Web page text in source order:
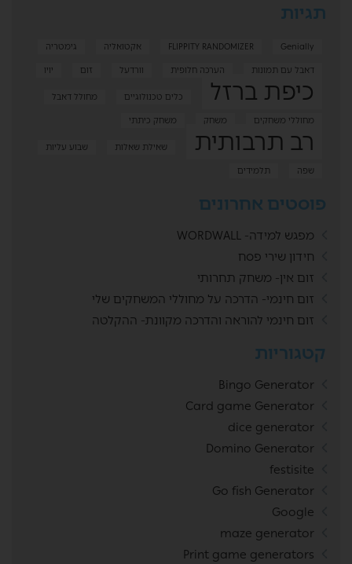
תגיות
FLIPPITY RANDOMIZER Genially אקטואליה
גימטריה
דאבל עם תמונות
הערכה חלופית וורדעל זום יויו
כיפת ברזל כלים טכנולוגיים
מחולל דאבל
מחוללי משחקים
משחק משחק כיתתי
רב תרבותית שאילת שאלות
שבוע עליות
שפה
תלמידים
פוסטים אחרונים
מפגש למידה- WORDWALL
חידון שירי פסח
זום אין- משחק תחרותי
זום חינמי- הדרכה על מחוללי המשחקים שלי
זום חינמי להוראה והדרכה מקוונת- ההקלטה
קטגוריות
Bingo Generator
Card game Generator
dice generator
Domino Generator
festisite
Go fish Generator
Google
maze generator
Print game generators